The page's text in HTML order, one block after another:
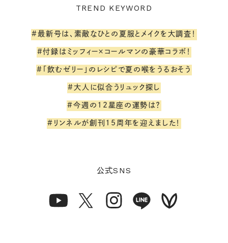
TREND KEYWORD
#最新号は、素敵なひとの夏服とメイクを大調査！
#付録はミッフィー×コールマンの豪華コラボ！
#「飲むゼリー」のレシピで夏の喉をうるおそう
#大人に似合うリュック探し
#今週の12星座の運勢は？
#リンネルが創刊15周年を迎えました！
公式SNS